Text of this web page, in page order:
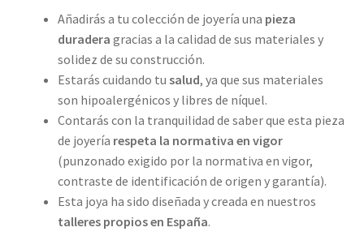
Añadirás a tu colección de joyería una pieza
duradera gracias a la calidad de sus materiales y
solidez de su construcción.
Estarás cuidando tu salud, ya que sus materiales
son hipoalergénicos y libres de níquel.
Contarás con la tranquilidad de saber que esta pieza
de joyería respeta la normativa en vigor
(punzonado exigido por la normativa en vigor,
contraste de identificación de origen y garantía).
Esta joya ha sido diseñada y creada en nuestros
talleres propiosen España.